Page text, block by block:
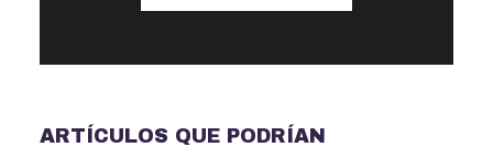
ARTÍCULOS QUE PODRÍAN